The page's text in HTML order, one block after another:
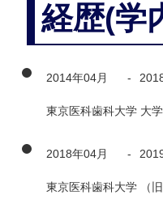
経歴(学
2014年04月 -
東京医科歯科大学 大
2018年04月 -
東京医科歯科大学 （